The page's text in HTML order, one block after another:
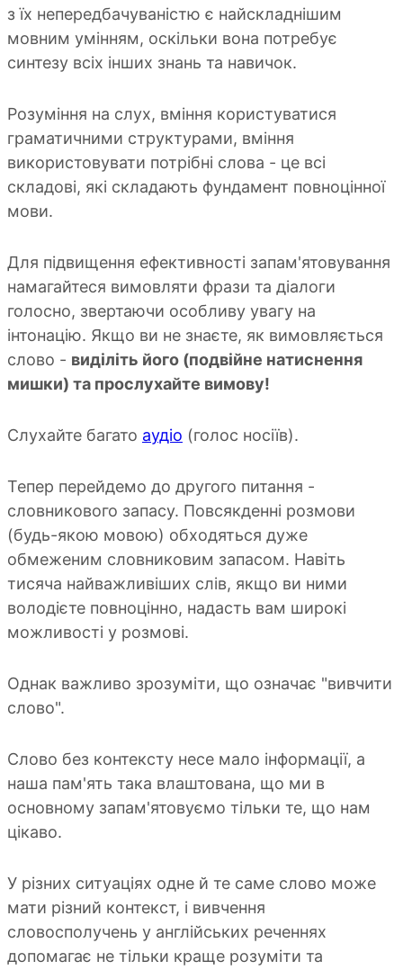
з їх непередбачуваністю є найскладнішим
мовним умінням, оскільки вона потребує
синтезу всіх інших знань та навичок.
Розуміння на слух, вміння користуватися
граматичними структурами, вміння
використовувати потрібні слова - це всі
складові, які складають фундамент повноцінної
мови.
Для підвищення ефективності запам'ятовування
намагайтеся вимовляти фрази та діалоги
голосно, звертаючи особливу увагу на
інтонацію. Якщо ви не знаєте, як вимовляється
слово - виділіть його (подвійне натиснення
мишки) та прослухайте вимову!
Слухайте багато аудіо (голос носіїв).
Тепер перейдемо до другого питання -
словникового запасу. Повсякденні розмови
(будь-якою мовою) обходяться дуже
обмеженим словниковим запасом. Навіть
тисяча найважливіших слів, якщо ви ними
володієте повноцінно, надасть вам широкі
можливості у розмові.
Однак важливо зрозуміти, що означає "вивчити
слово".
Слово без контексту несе мало інформації, а
наша пам'ять така влаштована, що ми в
основному запам'ятовуємо тільки те, що нам
цікаво.
У різних ситуаціях одне й те саме слово може
мати різний контекст, і вивчення
словосполучень у англійських реченнях
допомагає не тільки краще розуміти та